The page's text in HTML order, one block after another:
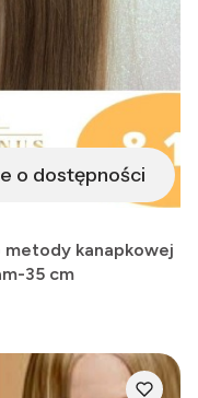
o dostępności
-ciemny blond 8.1 -zestaw 20 gram-35 cm